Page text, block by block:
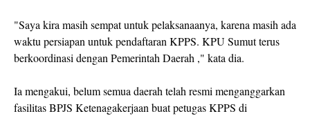
"Saya kira masih sempat untuk pelaksanaanya, karena masih ada
waktu persiapan untuk pendaftaran KPPS. KPU Sumut terus
berkoordinasi dengan Pemerintah Daerah ," kata dia.
Ia mengakui, belum semua daerah telah resmi menganggarkan
fasilitas BPJS Ketenagakerjaan buat petugas KPPS di